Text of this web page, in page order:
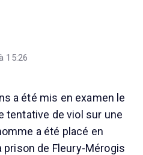
15:26
a été mis en examen le
tentative de viol sur une
a été placé en
de Fleury-Mérogis